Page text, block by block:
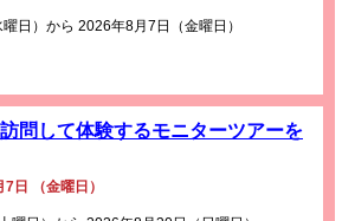
日）から 2026年8月7日（金曜日）
問して体験するモニターツアーを
日 （金曜日）